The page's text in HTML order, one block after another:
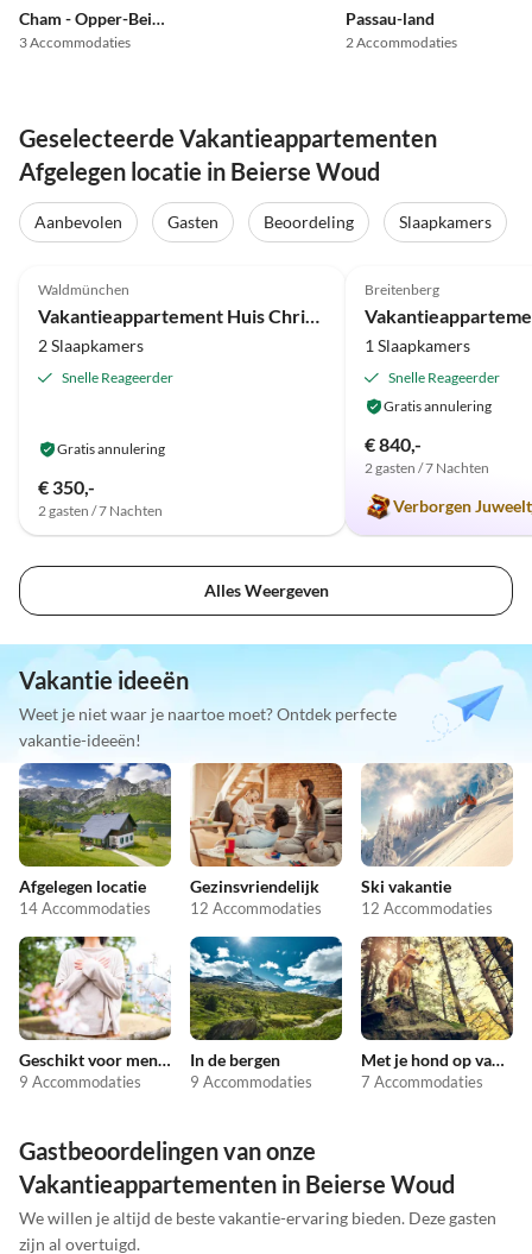
Cham - Opper-Beierse Woud
3 Accommodaties
Passau-land
2 Accommodaties
Geselecteerde Vakantieappartementen
Afgelegen locatie in Beierse Woud
Aanbevolen Gasten Beoordeling
Slaapkamers
Waldmünchen
Vakantieappartement Huis Christa met Balkon
2 Slaapkamers
Snelle Reageerder
Gratis annulering
€ 350,-
2 gasten / 7 Nachten
Breitenberg
1 Slaapkamers
Snelle Reageerder
Gratis annulering
€ 840,-
2 gasten / 7 Nachten
Verborgen
Alles Weergeven
Vakantie ideeën
Weet je niet waar je naartoe moet? Ontdek perfecte
vakantie-ideeën!
Afgelegen locatie
14 Accommodaties
Gezinsvriendelijk
12 Accommodaties
Ski vakantie
12 Accommodaties
Geschikt voor mensen met allergieën
9 Accommodaties
In de bergen
9 Accommodaties
Met je hond op vakantie
7 Accommodaties
Gastbeoordelingen van onze
Vakantieappartementen in Beierse Woud
We willen je altijd de beste vakantie-ervaring bieden. Deze gasten
zijn al overtuigd.